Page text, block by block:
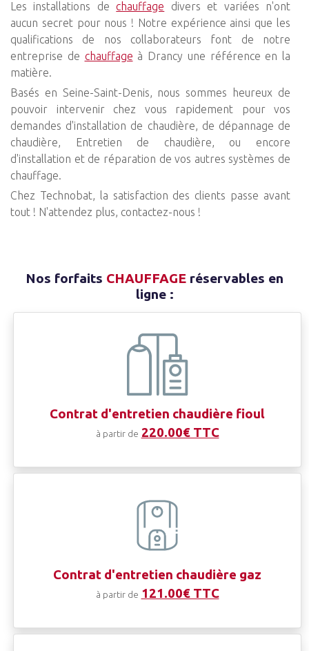
Les installations dechauffage divers et variées n'ont
aucun secret pour nous ! Notre expérience ainsi que les
qualifications de nos collaborateurs font de notre
entreprise de chauffage à Drancy une référence en la
matière.
Basés en Seine-Saint-Denis, nous sommes heureux de
pouvoir intervenir chez vous rapidement pour vos
demandes d'installation de chaudière, de dépannage de
chaudière, Entretien de chaudière, ou encore
d'installation et de réparation de vos autres systèmes de
chauffage.
Chez Technobat, la satisfaction des clients passe avant
tout ! N'attendez plus, contactez-nous !
Nos forfaits CHAUFFAGE réservables en
ligne :
Contrat d'entretien chaudière fioul
à partir de 220.00€ TTC
Contrat d'entretien chaudière gaz
à partir de 121.00€ TTC